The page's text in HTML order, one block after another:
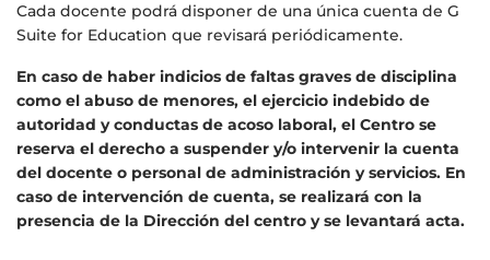
Cada docente podrá disponer de una única cuenta de G
Suite for Education que revisará periódicamente.
En caso de haber indicios de faltas graves de disciplina
como el abuso de menores, el ejercicio indebido de
autoridad y conductas de acoso laboral, el Centro se
reserva el derecho a suspender y/o intervenir la cuenta
del docente o personal de administración y servicios. En
caso de intervención de cuenta, se realizará con la
presencia de la Dirección del centro y se levantará acta.